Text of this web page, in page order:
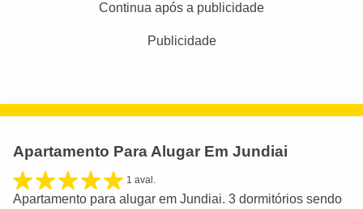
Continua após a publicidade
Publicidade
Apartamento Para Alugar Em Jundiai
1 aval.
Apartamento para alugar em Jundiai. 3 dormitórios sendo